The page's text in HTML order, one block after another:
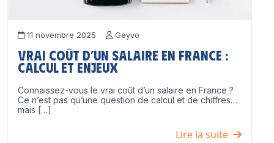
11 novembre 2025 Geyvo
Vrai coût d’un salaire en France :
calcul et enjeux
Connaissez-vous le vrai coût d’un salaire en France ?
Ce n’est pas qu’une question de calcul et de chiffres…
mais […]
Lire la suite